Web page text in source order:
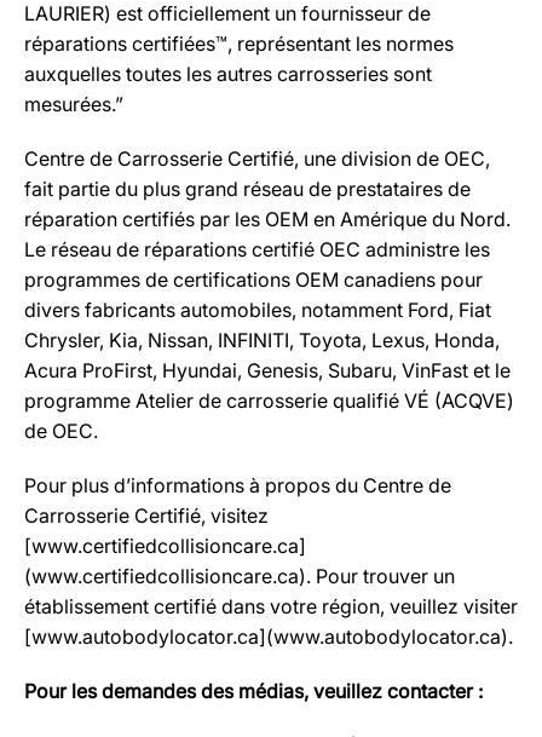
LAURIER) est officiellement un fournisseur de
réparations certifiées™, représentant les normes
auxquelles toutes les autres carrosseries sont
mesurées.”
Centre de Carrosserie Certifié, une division de OEC,
fait partie du plus grand réseau de prestataires de
réparation certifiés par les OEM en Amérique du Nord.
Le réseau de réparations certifié OEC administre les
programmes de certifications OEM canadiens pour
divers fabricants automobiles, notamment Ford, Fiat
Chrysler, Kia, Nissan, INFINITI, Toyota, Lexus, Honda,
Acura ProFirst, Hyundai, Genesis, Subaru, VinFast et le
programme Atelier de carrosserie qualifié VÉ (ACQVE)
de OEC.
Pour plus d’informations à propos du Centre de
Carrosserie Certifié, visitez
[www.certifiedcollisioncare.ca]
(www.certifiedcollisioncare.ca). Pour trouver un
établissement certifié dans votre région, veuillez visiter
[www.autobodylocator.ca](www.autobodylocator.ca).
Pour les demandes des médias, veuillez contacter :